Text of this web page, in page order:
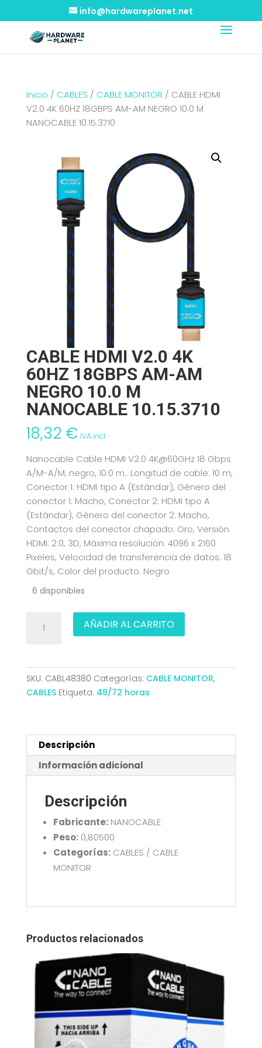
info@hardwareplanet.net
Inicio / CABLES / CABLE MONITOR / CABLE HDMI
V2.0 4K 60HZ 18GBPS AM-AM NEGRO 10.0 M
NANOCABLE 10.15.3710
CABLE HDMI V2.0 4K
60HZ 18GBPS AM-AM
NEGRO 10.0 M
NANOCABLE 10.15.3710
18,32 € IVA incl.
Nanocable Cable HDMI V2.0 4K@60GHz 18 Gbps
A/M-A/M, negro, 10.0 m.. Longitud de cable: 10 m,
Conector 1: HDMI tipo A (Estándar), Género del
conector 1: Macho, Conector 2: HDMI tipo A
(Estándar), Género del conector 2: Macho,
Contactos del conector chapado: Oro, Versión
HDMI: 2.0, 3D, Máxima resolución: 4096 x 2160
Pixeles, Velocidad de transferencia de datos: 18
Gbit/s, Color del producto: Negro
6 disponibles
HDMI
60HZ
18GBPS
10.0
M
NANOCABLE
cantidad
AÑADIR AL CARRITO
SKU: CABL48380 Categorías: CABLE MONITOR,
CABLES Etiqueta: 48/72 horas
Descripción
Información adicional
Descripción
Fabricante:NANOCABLE
Peso:0,80500
Categorías:CABLES / CABLE
MONITOR
Productos relacionados